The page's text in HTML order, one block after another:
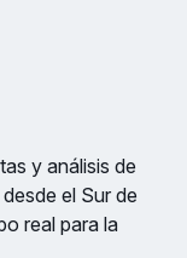
y análisis de
el Sur de
real para la